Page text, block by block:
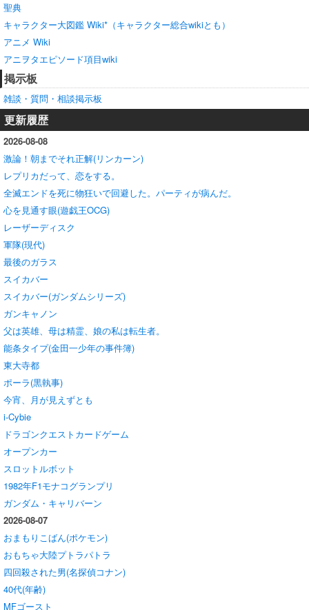
聖典
キャラクター大図鑑 Wiki*（キャラクター総合wikiとも）
アニメ Wiki
アニヲタエピソード項目wiki
掲示板
雑談・質問・相談掲示板
更新履歴
2026-08-08
激論！朝までそれ正解(リンカーン)
レプリカだって、恋をする。
全滅エンドを死に物狂いで回避した。パーティが病んだ。
心を見通す眼(遊戯王OCG)
レーザーディスク
軍隊(現代)
最後のガラス
スイカバー
スイカバー(ガンダムシリーズ)
ガンキャノン
父は英雄、母は精霊、娘の私は転生者。
能条タイプ(金田一少年の事件簿)
東大寺都
ポーラ(黒執事)
今宵、月が見えずとも
i‑Cybie
ドラゴンクエストカードゲーム
オープンカー
スロットルボット
1982年F1モナコグランプリ
ガンダム・キャリバーン
2026-08-07
おまもりこばん(ポケモン)
おもちゃ大陸プトラパトラ
四回殺された男(名探偵コナン)
40代(年齢)
MFゴースト